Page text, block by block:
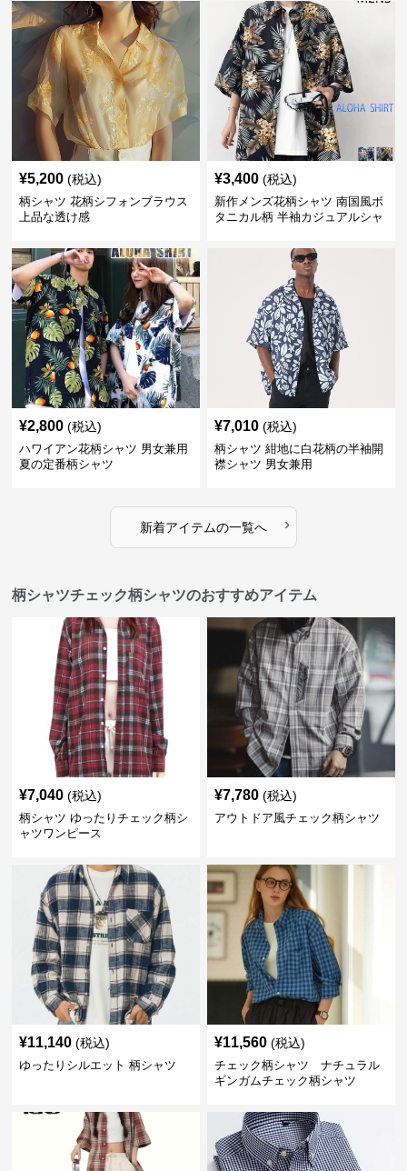
¥5,200 (税込)
柄シャツ 花柄シフォンブラウス
上品な透け感
¥3,400 (税込)
新作メンズ花柄シャツ 南国風ボ
タニカル柄 半袖カジュアルシャ
¥2,800 (税込)
ハワイアン花柄シャツ 男女兼用
夏の定番柄シャツ
¥7,010 (税込)
柄シャツ 紺地に白花柄の半袖開
襟シャツ 男女兼用
新着アイテムの一覧へ ›
柄シャツチェック柄シャツのおすすめアイテム
¥7,040 (税込)
柄シャツ ゆったりチェック柄シ
ャツワンピース
¥7,780 (税込)
アウトドア風チェック柄シャツ
¥11,140 (税込)
ゆったりシルエット 柄シャツ
¥11,560 (税込)
チェック柄シャツ ナチュラル
ギンガムチェック柄シャツ